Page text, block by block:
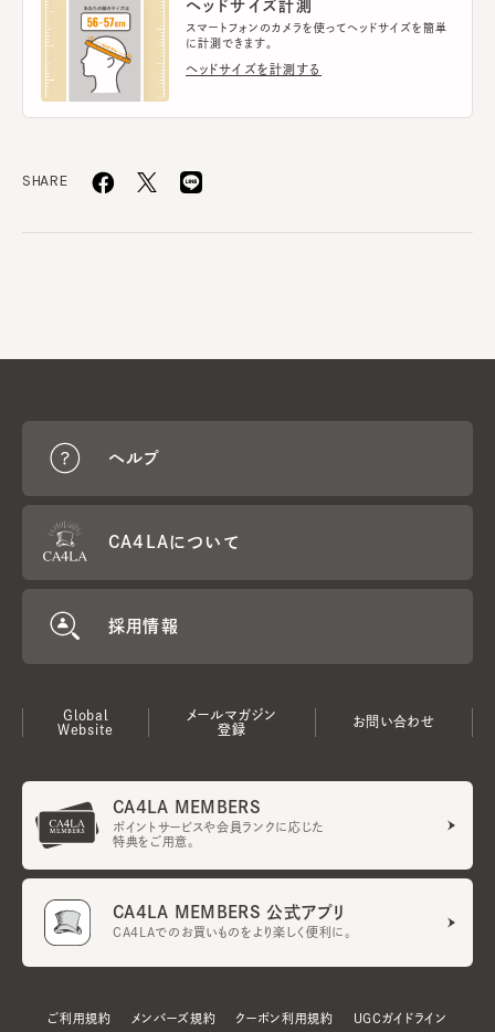
ヘッドサイズ計測
スマートフォンのカメラを使ってヘッドサイズを簡単
に計測できます。
ヘッドサイズを計測する
SHARE
ヘルプ
CA4LAについて
採用情報
Global
Website
メールマガジン
登録
お問い合わせ
CA4LA MEMBERS
ポイントサービスや会員ランクに応じた
特典をご用意。
CA4LA MEMBERS 公式アプリ
CA4LAでのお買いものをより楽しく便利に。
ご利用規約 メンバーズ規約 クーポン利用規約 UGCガイドライン